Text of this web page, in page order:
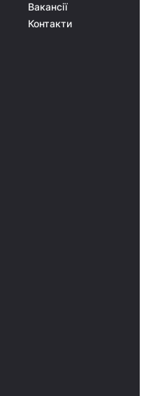
Вакансії
Контакти